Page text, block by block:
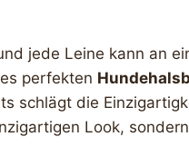
jede Leine kann an
perfekten
schlägt die
Look,